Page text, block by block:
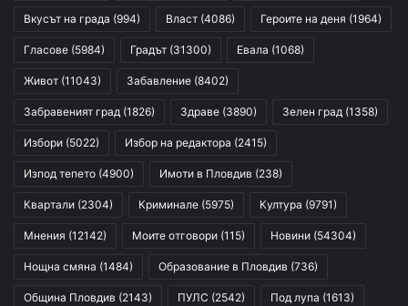
Вкусът на града (994) Власт (4086) Героите на деня (1964)
Гласове (5984) Градът (31300) Евала (1068)
Живот (11043) Забавление (8402)
Забравеният град (1826) Здраве (3890) Зелен град (1358)
Избори (5022) Избор на редактора (2415)
Изпод тепето (4900) Имоти в Пловдив (238)
Квартали (2304) Криминале (5975) Култура (9791)
Мнения (12142) Моите отговори (115) Новини (54304)
Нощна смяна (1484) Образование в Пловдив (736)
Община Пловдив (2143) ПУЛС (2542) Под лупа (1613)